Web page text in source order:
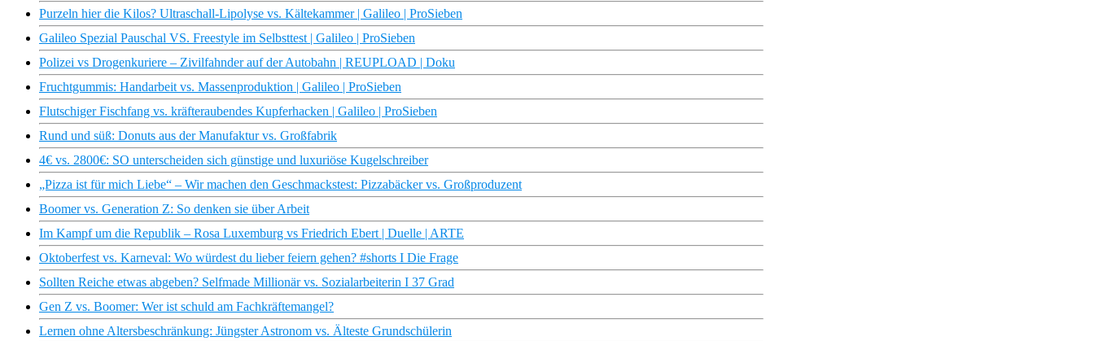
Purzeln hier die Kilos? Ultraschall-Lipolyse vs. Kältekammer | Galileo | ProSieben
Galileo Spezial Pauschal VS. Freestyle im Selbsttest | Galileo | ProSieben
Polizei vs Drogenkuriere – Zivilfahnder auf der Autobahn | REUPLOAD | Doku
Fruchtgummis: Handarbeit vs. Massenproduktion | Galileo | ProSieben
Flutschiger Fischfang vs. kräfteraubendes Kupferhacken | Galileo | ProSieben
Rund und süß: Donuts aus der Manufaktur vs. Großfabrik
4€ vs. 2800€: SO unterscheiden sich günstige und luxuriöse Kugelschreiber
„Pizza ist für mich Liebe“ – Wir machen den Geschmackstest: Pizzabäcker vs. Großproduzent
Boomer vs. Generation Z: So denken sie über Arbeit
Im Kampf um die Republik – Rosa Luxemburg vs Friedrich Ebert | Duelle | ARTE
Oktoberfest vs. Karneval: Wo würdest du lieber feiern gehen? #shorts I Die Frage
Sollten Reiche etwas abgeben? Selfmade Millionär vs. Sozialarbeiterin I 37 Grad
Gen Z vs. Boomer: Wer ist schuld am Fachkräftemangel?
Lernen ohne Altersbeschränkung: Jüngster Astronom vs. Älteste Grundschülerin